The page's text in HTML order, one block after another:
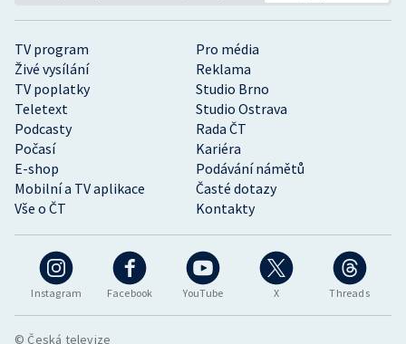
Instagram Facebook YouTube X Threads
TV program
Pro média
Živé vysílání
Reklama
TV poplatky
Studio Brno
Teletext
Studio Ostrava
Podcasty
Rada ČT
Počasí
Kariéra
E-shop
Podávání námětů
Mobilní a TV aplikace
Časté dotazy
Vše o ČT
Kontakty
© Česká televize